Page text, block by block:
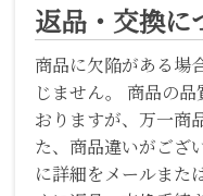
返品・交換に
商品に欠陥がある場
じません。 商品の
おりますが、万一商
た、商品違いがござ
に詳細をメールまた